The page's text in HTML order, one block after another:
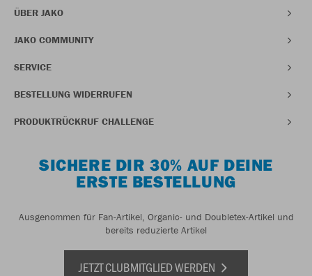
ÜBER JAKO
JAKO COMMUNITY
SERVICE
BESTELLUNG WIDERRUFEN
PRODUKTRÜCKRUF CHALLENGE
SICHERE DIR 30% AUF DEINE
ERSTE BESTELLUNG
Ausgenommen für Fan-Artikel, Organic- und Doubletex-Artikel und
bereits reduzierte Artikel
JETZT CLUBMITGLIED WERDEN